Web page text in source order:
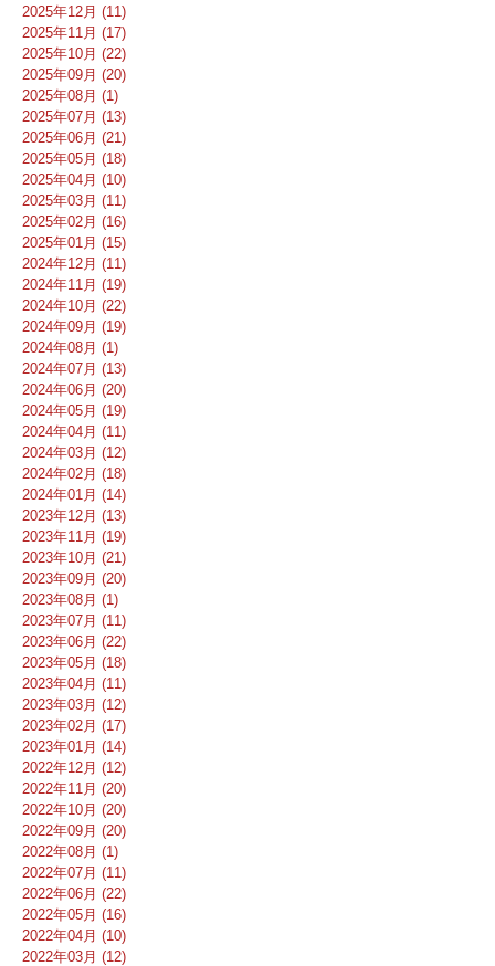
2025年12月 (11)
2025年11月 (17)
2025年10月 (22)
2025年09月 (20)
2025年08月 (1)
2025年07月 (13)
2025年06月 (21)
2025年05月 (18)
2025年04月 (10)
2025年03月 (11)
2025年02月 (16)
2025年01月 (15)
2024年12月 (11)
2024年11月 (19)
2024年10月 (22)
2024年09月 (19)
2024年08月 (1)
2024年07月 (13)
2024年06月 (20)
2024年05月 (19)
2024年04月 (11)
2024年03月 (12)
2024年02月 (18)
2024年01月 (14)
2023年12月 (13)
2023年11月 (19)
2023年10月 (21)
2023年09月 (20)
2023年08月 (1)
2023年07月 (11)
2023年06月 (22)
2023年05月 (18)
2023年04月 (11)
2023年03月 (12)
2023年02月 (17)
2023年01月 (14)
2022年12月 (12)
2022年11月 (20)
2022年10月 (20)
2022年09月 (20)
2022年08月 (1)
2022年07月 (11)
2022年06月 (22)
2022年05月 (16)
2022年04月 (10)
2022年03月 (12)